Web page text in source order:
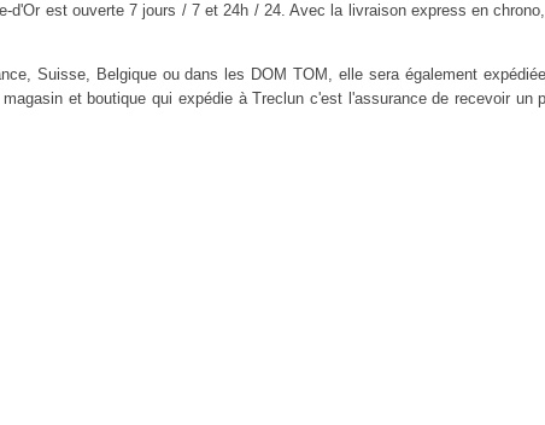
d'Or est ouverte 7 jours / 7 et 24h / 24. Avec la livraison express en
Suisse, Belgique ou dans les DOM TOM, elle sera également
et boutique qui expédie à Treclun c'est l'assurance de recevoir un